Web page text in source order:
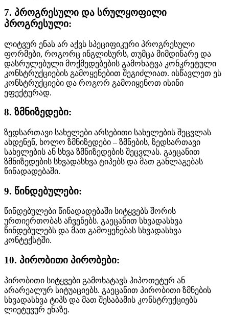
7. პროგრესული და სრულყოფილი
პროგრესული:
ლიტვურ ენას არ აქვს სპეციფიკური პროგრესული
ფორმები, როგორც ინგლისურს, თუმცა მიმდინარე და
დასრულებული მოქმედებების გამოხატვა კონკრეტული
კონსტრუქციების გამოყენებით შეგიძლიათ. ისწავლეთ ეს
კონსტრუქციები და როგორ გამოიყენოთ ისინი
ეფექტურად.
8. ზმნიზედები:
ზედსართავი სახელები არსებითი სახელების შეცვლას
ახდენენ, ხოლო ზმნიზედები – ზმნების, ზედსართავი
სახელების ან სხვა ზმნიზედების შეცვლას. გაეცანით
ზმნიზედების სხვადასხვა ტიპებს და მათ განლაგებას
წინადადებაში.
9. წინდებულები:
წინდებულები წინადადებაში სიტყვებს შორის
ურთიერთობას აჩვენებს. გაეცანით სხვადასხვა
წინდებულებს და მათ გამოყენებას სხვადასხვა
კონტექსტში.
10. პირობითი პირობები:
პირობითი სიტყვები გამოხატავს ჰიპოთეტურ ან
არარეალურ სიტუაციებს. გაეცანით პირობითი ზმნების
სხვადასხვა ტიპს და მათ შესაბამის კონსტრუქციებს
ლიეტუვურ ენაზე.